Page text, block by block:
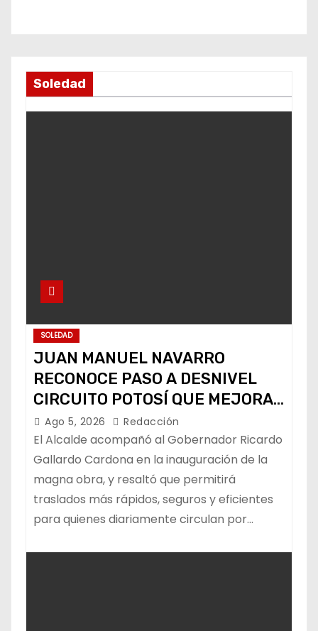
Soledad
SOLEDAD
JUAN MANUEL NAVARRO
RECONOCE PASO A DESNIVEL
CIRCUITO POTOSÍ QUE MEJORA
LA MOVILIDAD METROPOLITANA
Ago 5, 2026 Redacción
El Alcalde acompañó al Gobernador Ricardo
Gallardo Cardona en la inauguración de la
magna obra, y resaltó que permitirá
traslados más rápidos, seguros y eficientes
para quienes diariamente circulan por…